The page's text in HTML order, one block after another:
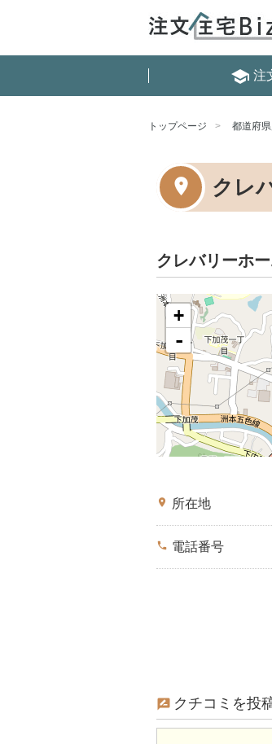
school 注
トップページ 都道府
クレ
クレバリーホ
+
-
place 所在地
phone 電話番号
クチコミを投